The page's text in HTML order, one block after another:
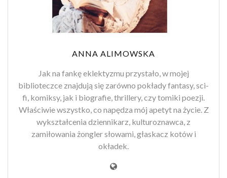
ANNA ALIMOWSKA
Jak na fankę eklektyzmu przystało, w mojej
biblioteczce znajdują się zarówno pokłady fantasy, sci-
fi, komiksy, jak i biografie, thrillery, czy tomiki poezji.
Właściwie wszystko, co napędza mój apetyt na życie. Z
wykształcenia dziennikarz, kulturoznawca, z
zamiłowania żongler słowami, głaskacz kotów i
okładek.